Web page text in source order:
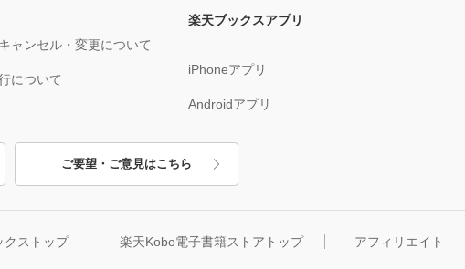
ャンセル・変更について
について
楽天ブックスアプリ
iPhoneアプリ
Androidアプリ
ご要望・ご意見はこちら
クストップ 楽天Kobo電子書籍ストアトップ アフィリエイト